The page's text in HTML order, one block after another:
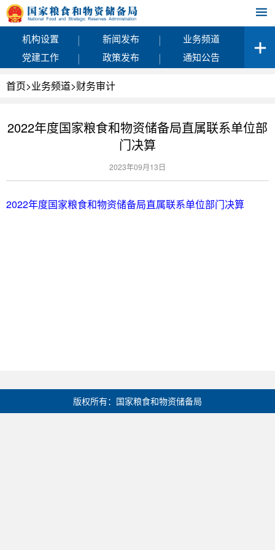
机构设置 | 新闻发布 |
业务频道
党建工作
| 政策发布 | 通知公告
首页>业务频道>财务审计
2022年度国家粮食和物资储备局直属联系单位部
门决算
2023年09月13日
2022年度国家粮食和物资储备局直属联系单位部门决算
版权所有：国家粮食和物资储备局